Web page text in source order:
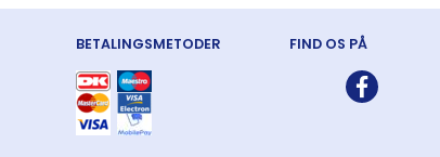
BETALINGSMETODER FIND OS PÅ